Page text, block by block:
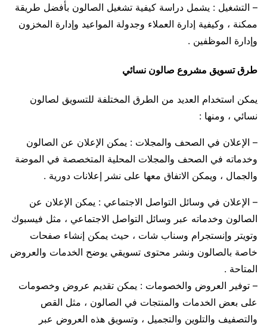
– التشغيل : يشمل دراسة كيفية تشغيل الصالون بأفضل طريقة
ممكنة ، وكيفية إدارة العملاء وجدولة المواعيد وإدارة المخزون
وإدارة الموظفين .
طرق تسويق مشروع صالون نسائي
يمكن استخدام العديد من الطرق المختلفة للتسويق لصالون
نسائي ، ومنها :
– الإعلان في الصحف والمجلات : يمكن الإعلان عن الصالون
وخدماته في الصحف والمجلات المحلية المتخصصة في الموضة
والجمال ، ويمكن الاتفاق معها على نشر إعلانات دورية .
– الإعلان في وسائل التواصل الاجتماعي : يمكن الإعلان عن
الصالون وخدماته عبر وسائل التواصل الاجتماعي ، مثل فيسبوك
وتويتر وإنستجرام وسناب شات ، حيث يمكن إنشاء صفحات
خاصة بالصالون ونشر محتوى تسويقي يوضح الخدمات والعروض
المتاحة .
– توفير العروض والخصومات : يمكن تقديم عروض وخصومات
على بعض الخدمات والمنتجات في الصالون ، مثل القص
والتصفيف والتلوين والتجميل ، وتسويق هذه العروض عبر